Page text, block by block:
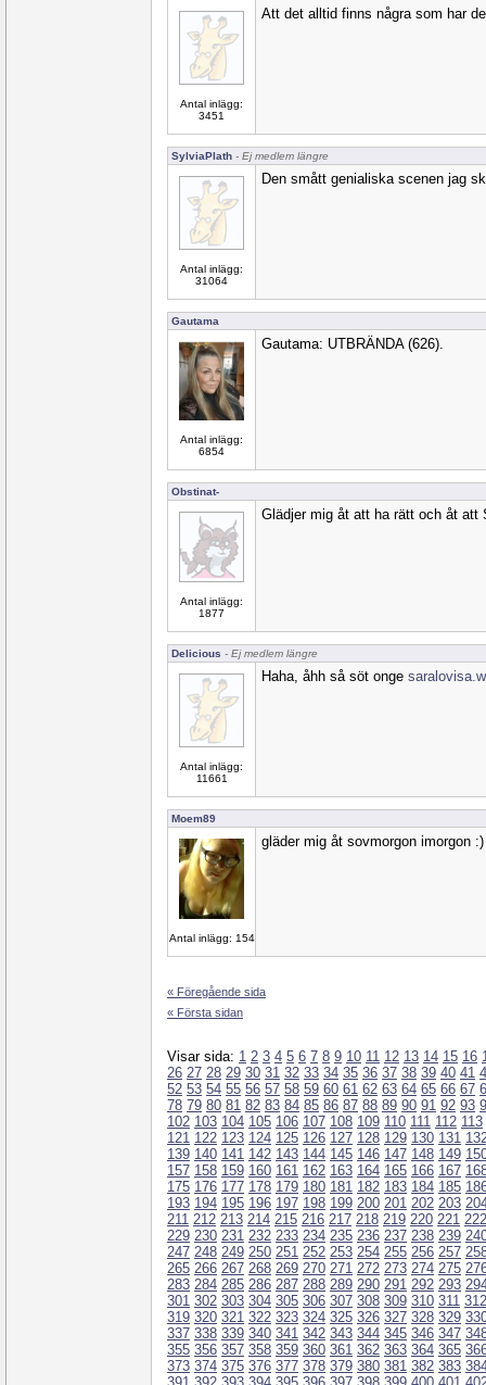
Antal inlägg:
3451
Att det alltid finns några som har
SylviaPlath - Ej medlem längre
Antal inlägg:
31064
Den smått genialiska scenen jag
Gautama
Antal inlägg:
6854
Gautama: UTBRÄNDA (626).
Obstinat-
Antal inlägg:
1877
Glädjer mig åt att ha rätt och åt
Delicious - Ej medlem längre
Antal inlägg:
11661
Haha, åhh så söt onge
Moem89
Antal inlägg: 154
gläder mig åt sovmorgon imorgon :)
« Föregående sida
« Första sidan
Visar sida: 1 2 3 4 5 6 7 8 9 10 11 12 13 14 15 16
26 27 28 29 30 31 32 33 34 35 36 37 38 39 40 41
52 53 54 55 56 57 58 59 60 61 62 63 64 65 66 67
78 79 80 81 82 83 84 85 86 87 88 89 90 91 92 93
102 103 104 105 106 107 108 109 110 111 112 113
121 122 123 124 125 126 127 128 129 130 131
139 140 141 142 143 144 145 146 147 148 149
157 158 159 160 161 162 163 164 165 166 167
175 176 177 178 179 180 181 182 183 184 185
193 194 195 196 197 198 199 200 201 202 203
211 212 213 214 215 216 217 218 219 220 221 222
229 230 231 232 233 234 235 236 237 238 239
247 248 249 250 251 252 253 254 255 256 257
265 266 267 268 269 270 271 272 273 274 275
283 284 285 286 287 288 289 290 291 292 293
301 302 303 304 305 306 307 308 309 310 311 312
319 320 321 322 323 324 325 326 327 328 329
337 338 339 340 341 342 343 344 345 346 347
355 356 357 358 359 360 361 362 363 364 365
373 374 375 376 377 378 379 380 381 382 383